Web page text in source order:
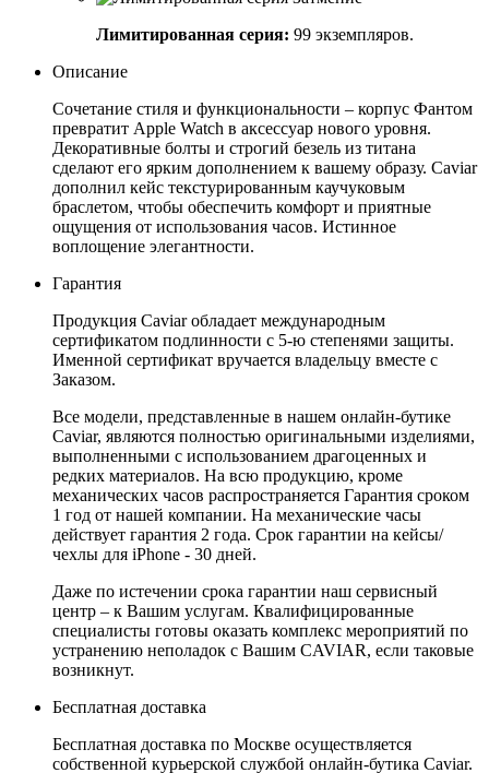
Лимитированная серия: 99 экземпляров.
Описание
Сочетание стиля и функциональности – корпус Фантом
превратит Apple Watch в аксессуар нового уровня.
Декоративные болты и строгий безель из титана
сделают его ярким дополнением к вашему образу. Caviar
дополнил кейс текстурированным каучуковым
браслетом, чтобы обеспечить комфорт и приятные
ощущения от использования часов. Истинное
воплощение элегантности.
Гарантия
Продукция Caviar обладает международным
сертификатом подлинности с 5-ю степенями защиты.
Именной сертификат вручается владельцу вместе с
Заказом.
Все модели, представленные в нашем онлайн-бутике
Caviar, являются полностью оригинальными изделиями,
выполненными с использованием драгоценных и
редких материалов. На всю продукцию, кроме
механических часов распространяется Гарантия сроком
1 год от нашей компании. На механические часы
действует гарантия 2 года. Срок гарантии на кейсы/
чехлы для iPhone - 30 дней.
Даже по истечении срока гарантии наш сервисный
центр – к Вашим услугам. Квалифицированные
специалисты готовы оказать комплекс мероприятий по
устранению неполадок с Вашим CAVIAR, если таковые
возникнут.
Бесплатная доставка
Бесплатная доставка по Москве осуществляется
собственной курьерской службой онлайн-бутика Caviar.